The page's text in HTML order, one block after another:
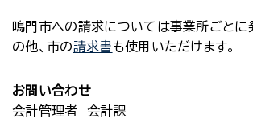
鳴門市への請求については事業所ごとに
の他、市の請求書も使用いただけます。
お問い合わせ
会計管理者 会計課